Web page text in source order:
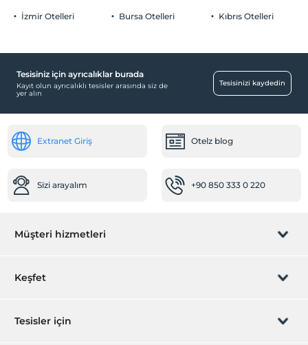
İzmir Otelleri Bursa Otelleri Kıbrıs Otelleri
Tesisiniz için ayrıcalıklar burada
Kayıt olun ayrıcalıklı tesisler arasında siz de
yer alın
Tesisinizi kaydedin
Extranet Giriş Otelz blog
Sizi arayalım +90 850 333 0 220
Müşteri hizmetleri
Rezervasyon yönet
Keşfet
Hediye Kart
Tesisler için